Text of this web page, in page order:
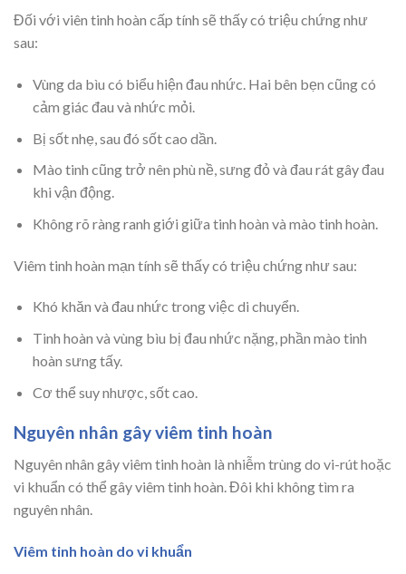
Đối với viên tinh hoàn cấp tính sẽ thấy có triệu chứng như
sau:
Vùng da bìu có biểu hiện đau nhức. Hai bên bẹn cũng có
cảm giác đau và nhức mỏi.
Bị sốt nhẹ, sau đó sốt cao dần.
Mào tinh cũng trở nên phù nề, sưng đỏ và đau rát gây đau
khi vận động.
Không rõ ràng ranh giới giữa tinh hoàn và mào tinh hoàn.
Viêm tinh hoàn mạn tính sẽ thấy có triệu chứng như sau:
Khó khăn và đau nhức trong việc di chuyển.
Tinh hoàn và vùng bìu bị đau nhức nặng, phần mào tinh
hoàn sưng tấy.
Cơ thể suy nhược, sốt cao.
Nguyên nhân gây viêm tinh hoàn
Nguyên nhân gây viêm tinh hoàn là nhiễm trùng do vi-rút hoặc
vi khuẩn có thể gây viêm tinh hoàn. Đôi khi không tìm ra
nguyên nhân.
Viêm tinh hoàn do vi khuẩn